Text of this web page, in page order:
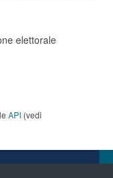
elettorale
API (vedi